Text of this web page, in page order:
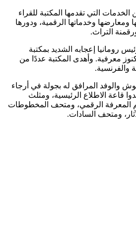
التي تقدمها المكتبة للقراء
ومعارضها وخدماتها الرقمية، ودورها
التراث.
رومانيا إعجابه الشديد بمكتبة
معرفية. وأهدى المكتبة عددًا من
والفرنسية.
والوفد المرافق له بجولة في أرجاء
قاعة الاطلاع الرئيسية، ومثلث
المعرفة الرقمي، ومتحف المخطوطات
ومتحف السادات.